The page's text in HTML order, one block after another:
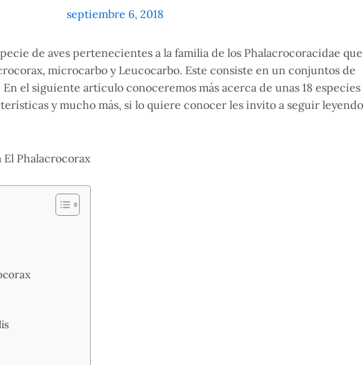
septiembre 6, 2018
de aves pertenecientes a la familia de los Phalacrocoracidae que
microcarbo y Leucocarbo. Este consiste en un conjuntos de
En el siguiente artículo conoceremos más acerca de unas 18 especies
y mucho más, si lo quiere conocer les invito a seguir leyendo